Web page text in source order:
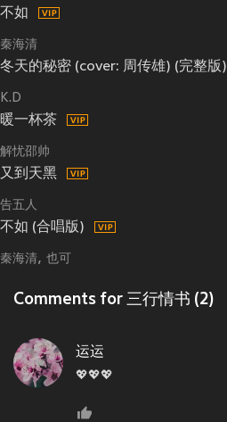
不如
秦海清
冬天的秘密 (cover: 周传雄) (完整版)
K.D
暖一杯茶
解忧邵帅
又到天黑
告五人
不如 (合唱版)
秦海清 也可
Comments for 三行情书 (2)
运运
💖💖💖